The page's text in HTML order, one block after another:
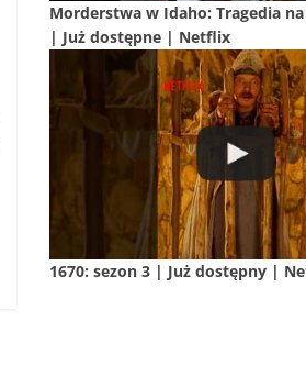
Morderstwa w Idaho: Tragedia
| Już dostępne | Netflix
1670: sezon 3 | Już dostępny |